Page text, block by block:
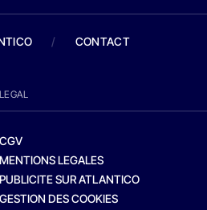
/ CONTACT
LEGAL
CGV
MENTIONS LEGALES
PUBLICITE SUR ATLANTICO
GESTION DES COOKIES